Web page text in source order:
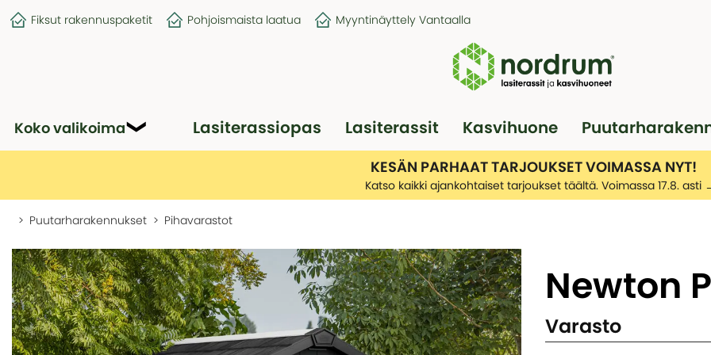
Fiksut rakennuspaketit Pohjoismaista laatua Myyntinäyttely Vantaalla
Koko valikoima Lasiterassiopas Lasiterassit Kasvihuone
Pergola
Autotallit
KESÄN PARHAAT TARJOUKSET VOIMASSA NYT!
Katso kaikki ajankohtaiset tarjoukset täältä. Voimassa 17.8. asti
Puutarharakennukset Pihavarastot
Newton
Varasto